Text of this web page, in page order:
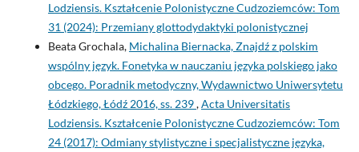
Lodziensis. Kształcenie Polonistyczne Cudzoziemców: Tom
31 (2024): Przemiany glottodydaktyki polonistycznej
Beata Grochala, Michalina Biernacka, Znajdź z polskim
wspólny język. Fonetyka w nauczaniu języka polskiego jako
obcego. Poradnik metodyczny, Wydawnictwo Uniwersytetu
Łódzkiego, Łódź 2016, ss. 239,Acta Universitatis
Lodziensis. Kształcenie Polonistyczne Cudzoziemców: Tom
24 (2017): Odmiany stylistyczne i specjalistyczne języka,